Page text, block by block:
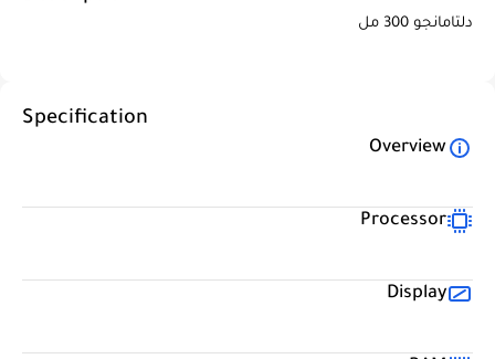
دلتامانجو 300 مل
Specification
Overview
Processor
Display